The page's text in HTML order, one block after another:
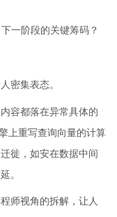
密集表态。
容都落在异常具体的
上重写查询向量的计算
徙，如安在数据中间
。
师视角的拆解，让人